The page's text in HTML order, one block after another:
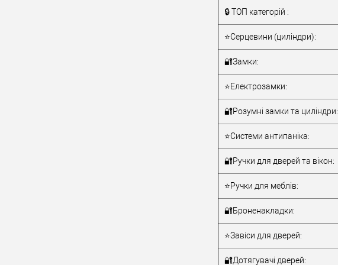
Країна виробник
🔒 ТОП категорій :
⭐Серцевини (циліндри):
🔐Замки:
⭐Електрозамки:
🔐Розумні замки та циліндри:
⭐Системи антипаніка:
🔐Ручки для дверей та вікон:
⭐Ручки для меблів:
🔐Броненакладки:
⭐Завіси для дверей:
🔐Дотягувачі дверей: